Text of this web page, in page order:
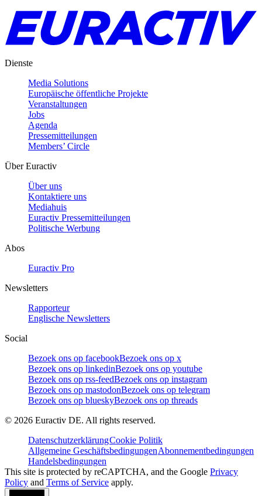
Dienste
Media Solutions
Europäische öffentliche Projekte
Veranstaltungen
Jobs
Agenda
Pressemitteilungen
Members’ Circle
Über Euractiv
Über uns
Kontaktiere uns
Mediahuis
Euractiv Pressemitteilungen
Politische Werbung
Abos
Euractiv Pro
Newsletters
Rapporteur
Englische Newsletters
Social
Bezoek ons op facebookBezoek ons op x
Bezoek ons op linkedinBezoek ons op youtube
Bezoek ons op rss-feedBezoek ons op instagram
Bezoek ons op mastodonBezoek ons op telegram
Bezoek ons op blueskyBezoek ons op threads
© 2026 Euractiv DE. All rights reserved.
DatenschutzerklärungCookie Politik
Allgemeine GeschäftsbedingungenAbonnementbedingungen
Handelsbedingungen
This site is protected by reCAPTCHA, and the Google Privacy
Policy and Terms of Service apply.